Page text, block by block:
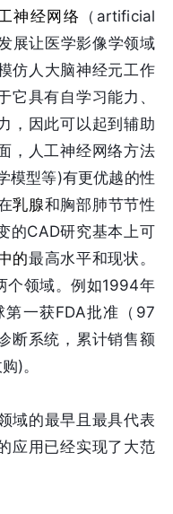
神经网络
（artificial
展让医学影像学领域
仿人大脑神经元工作
它具有自学习能力、
，因此可以起到辅助
，人工神经网络方法
模型等)有更优越的性
乳腺和胸部肺节节性
的CAD研究基本上可
的最高水平和现状。
个领域。例如1994年
一获FDA批准（97
断系统，累计销售额
)。
域的最早且最具代表
应用已经实现了大范